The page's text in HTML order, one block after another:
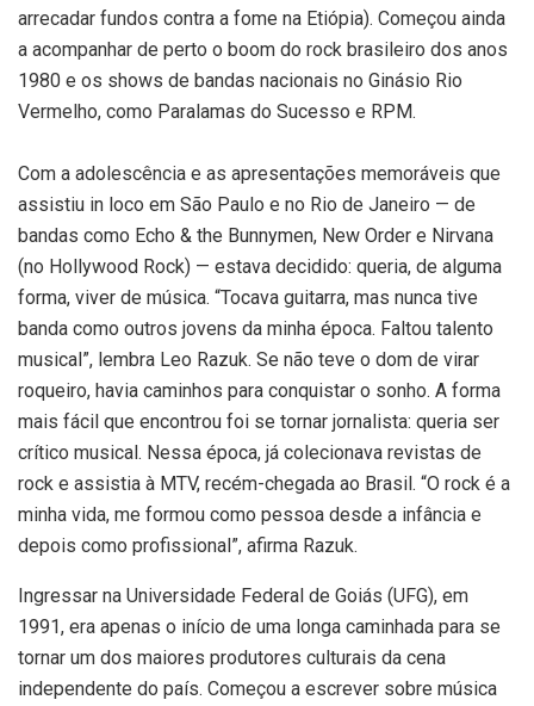
arrecadar fundos contra a fome na Etiópia). Começou ainda
a acompanhar de perto o boom do rock brasileiro dos anos
1980 e os shows de bandas nacionais no Ginásio Rio
Vermelho, como Paralamas do Sucesso e RPM.
Com a adolescência e as apresentações memoráveis que
assistiu in loco em São Paulo e no Rio de Janeiro — de
bandas como Echo & the Bunnymen, New Order e Nirvana
(no Hollywood Rock) — estava decidido: queria, de alguma
forma, viver de música. “Tocava guitarra, mas nunca tive
banda como outros jovens da minha época. Faltou talento
musical”, lembra Leo Razuk. Se não teve o dom de virar
roqueiro, havia caminhos para conquistar o sonho. A forma
mais fácil que encontrou foi se tornar jornalista: queria ser
crítico musical. Nessa época, já colecionava revistas de
rock e assistia à MTV, recém-chegada ao Brasil. “O rock é a
minha vida, me formou como pessoa desde a infância e
depois como profissional”, afirma Razuk.
Ingressar na Universidade Federal de Goiás (UFG), em
1991, era apenas o início de uma longa caminhada para se
tornar um dos maiores produtores culturais da cena
independente do país. Começou a escrever sobre música